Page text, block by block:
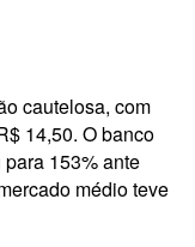
cautelosa, com
14,50. O banco
153% ante
médio teve